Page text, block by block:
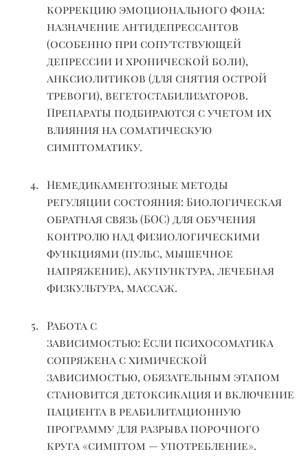
коррекцию эмоционального фона:
назначение антидепрессантов
(особенно при сопутствующей
депрессии и хронической боли),
анксиолитиков (для снятия острой
тревоги), вегетостабилизаторов.
Препараты подбираются с учетом их
влияния на соматическую
симптоматику.
Немедикаментозные методы
регуляции состояния: Биологическая
обратная связь (БОС) для обучения
контролю над физиологическими
функциями (пульс, мышечное
напряжение), акупунктура, лечебная
физкультура, массаж.
Работа с
зависимостью: Если психосоматика
сопряжена с химической
зависимостью, обязательным этапом
становится детоксикация и включение
пациента в реабилитационную
программу для разрыва порочного
круга «симптом — употребление».